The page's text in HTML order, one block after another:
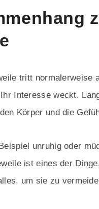
tritt normalerweise
Interesse weckt.
Körper und die
unruhig oder
ist eines der
um sie zu